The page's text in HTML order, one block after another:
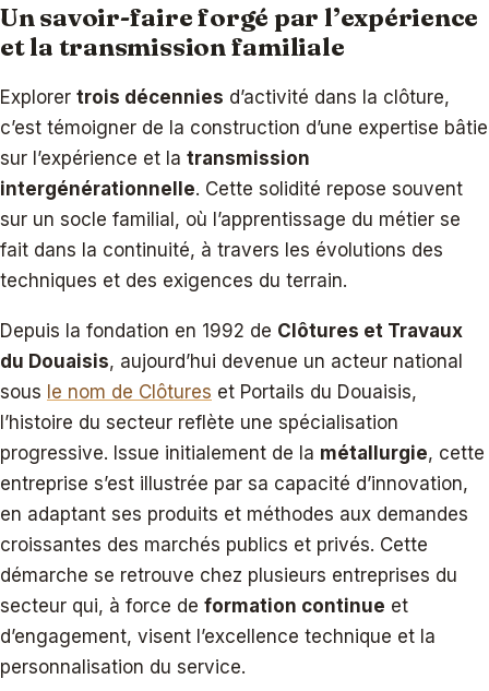
Un savoir-faire forgé par l’expérience
et la transmission familiale
Explorer trois décennies d’activité dans la clôture,
c’est témoigner de la construction d’une expertise bâtie
sur l’expérience et la transmission
intergénérationnelle. Cette solidité repose souvent
sur un socle familial, où l’apprentissage du métier se
fait dans la continuité, à travers les évolutions des
techniques et des exigences du terrain.
Depuis la fondation en 1992 de Clôtures et Travaux
du Douaisis, aujourd’hui devenue un acteur national
sous le nom de Clôtures et Portails du Douaisis,
l’histoire du secteur reflète une spécialisation
progressive. Issue initialement de la métallurgie, cette
entreprise s’est illustrée par sa capacité d’innovation,
en adaptant ses produits et méthodes aux demandes
croissantes des marchés publics et privés. Cette
démarche se retrouve chez plusieurs entreprises du
secteur qui, à force de formation continue et
d’engagement, visent l’excellence technique et la
personnalisation du service.